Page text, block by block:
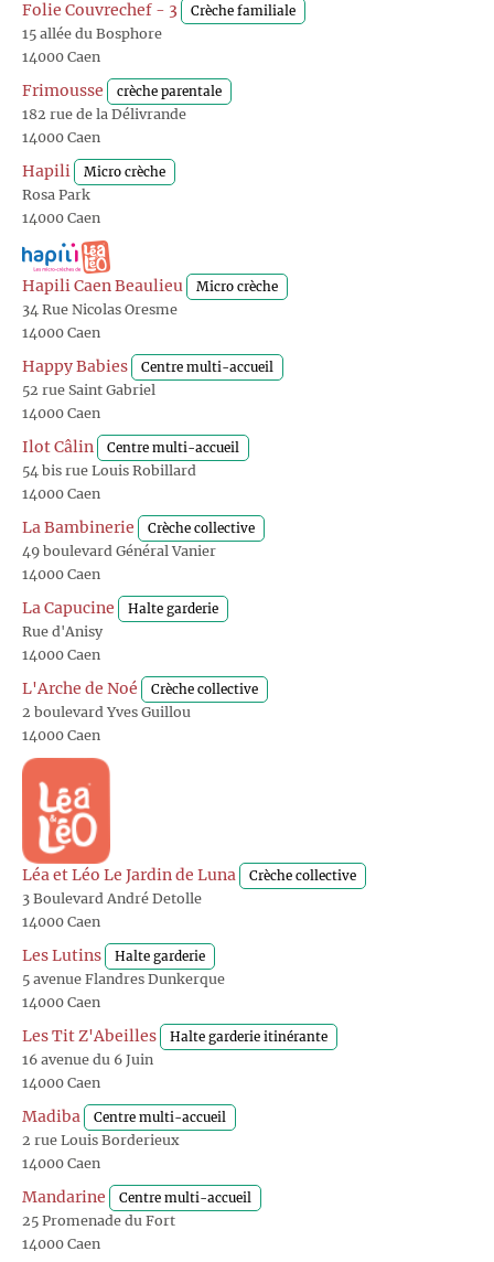
Folie Couvrechef - 3 Crèche familiale
15 allée du Bosphore
14000 Caen
Frimousse crèche parentale
182 rue de la Délivrande
14000 Caen
Hapili Micro crèche
Rosa Park
14000 Caen
Hapili Caen Beaulieu Micro crèche
34 Rue Nicolas Oresme
14000 Caen
Happy Babies Centre multi-accueil
52 rue Saint Gabriel
14000 Caen
Ilot Câlin Centre multi-accueil
54 bis rue Louis Robillard
14000 Caen
La Bambinerie Crèche collective
49 boulevard Général Vanier
14000 Caen
La Capucine Halte garderie
Rue d'Anisy
14000 Caen
L'Arche de Noé Crèche collective
2 boulevard Yves Guillou
14000 Caen
Léa et Léo Le Jardin de Luna Crèche collective
3 Boulevard André Detolle
14000 Caen
Les Lutins Halte garderie
5 avenue Flandres Dunkerque
14000 Caen
Les Tit Z'Abeilles Halte garderie itinérante
16 avenue du 6 Juin
14000 Caen
Madiba Centre multi-accueil
2 rue Louis Borderieux
14000 Caen
Mandarine Centre multi-accueil
25 Promenade du Fort
14000 Caen